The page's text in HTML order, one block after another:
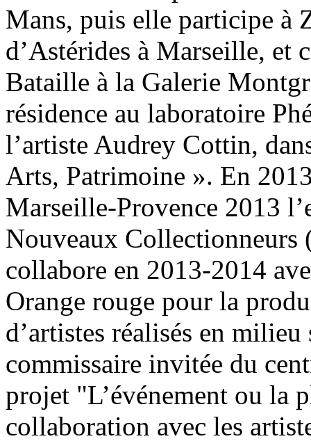
Mans, puis elle participe à
d’Astérides à Marseille, et
Bataille à la Galerie
résidence au laboratoire
l’artiste Audrey Cottin,
Arts, Patrimoine ». En
Marseille-Provence 2013
Nouveaux Collectionneurs
collabore en 2013-2014
Orange rouge pour la
d’artistes réalisés en
commissaire invitée du
projet "L’événement ou la
collaboration avec les